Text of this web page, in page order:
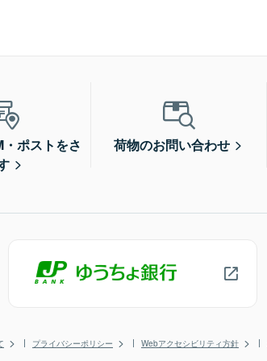
ポストをさ
荷物のお問い合わせ
プライバシーポリシー Webアクセシビリティ方針